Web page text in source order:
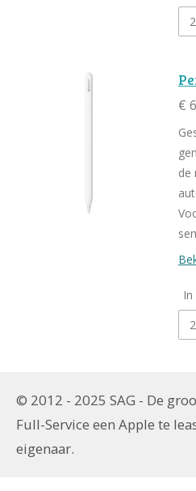
€
de
In
© 2012 - 2025 SAG - De
Full-Service een Apple te
eigenaar.